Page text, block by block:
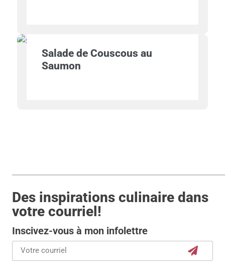
Salade de Couscous au
Saumon
Des inspirations culinaire dans
votre courriel!
Inscivez-vous à mon infolettre